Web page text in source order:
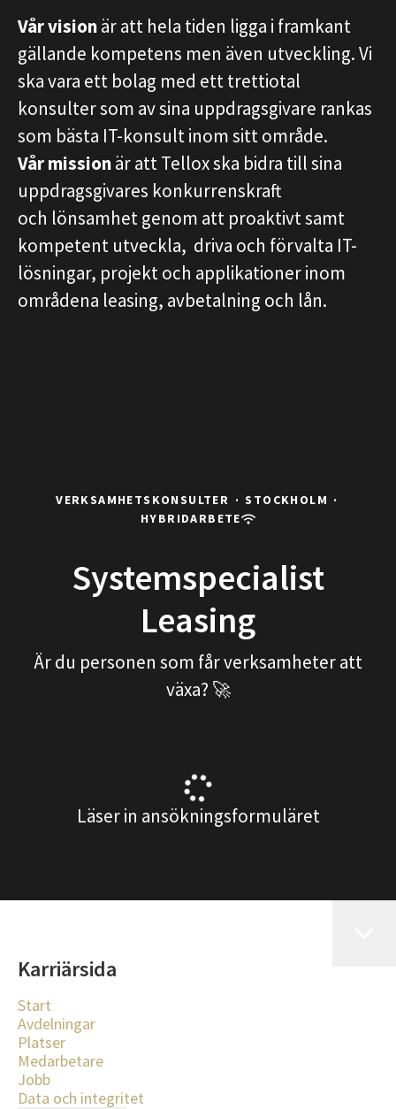
Vår visionär att hela tiden ligga i framkant
gällande kompetens men även utveckling. Vi
ska vara ett bolag med ett trettiotal
konsulter som av sina uppdragsgivare rankas
som bästa IT-konsult inom sitt område.
Vår missionär att Tellox ska bidra till sina
uppdragsgivares konkurrenskraft
och lönsamhet genom att proaktivt samt
kompetent utveckla, driva och förvalta IT-
lösningar, projekt och applikationer inom
områdena leasing, avbetalning och lån.
VERKSAMHETSKONSULTER · STOCKHOLM ·
HYBRIDARBETE
Systemspecialist
Leasing
Är du personen som får verksamheter att
växa? 🚀
Läser in ansökningsformuläret
Karriärsida
Start
Avdelningar
Platser
Medarbetare
Jobb
Data och integritet